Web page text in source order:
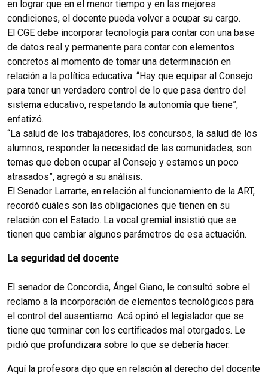
en lograr que en el menor tiempo y en las mejores
condiciones, el docente pueda volver a ocupar su cargo.
El CGE debe incorporar tecnología para contar con una base
de datos real y permanente para contar con elementos
concretos al momento de tomar una determinación en
relación a la política educativa. “Hay que equipar al Consejo
para tener un verdadero control de lo que pasa dentro del
sistema educativo, respetando la autonomía que tiene”,
enfatizó.
“La salud de los trabajadores, los concursos, la salud de los
alumnos, responder la necesidad de las comunidades, son
temas que deben ocupar al Consejo y estamos un poco
atrasados”, agregó a su análisis.
El Senador Larrarte, en relación al funcionamiento de la ART,
recordó cuáles son las obligaciones que tienen en su
relación con el Estado. La vocal gremial insistió que se
tienen que cambiar algunos parámetros de esa actuación.
La seguridad del docente
El senador de Concordia, Ángel Giano, le consultó sobre el
reclamo a la incorporación de elementos tecnológicos para
el control del ausentismo. Acá opinó el legislador que se
tiene que terminar con los certificados mal otorgados. Le
pidió que profundizara sobre lo que se debería hacer.
Aquí la profesora dijo que en relación al derecho del docente